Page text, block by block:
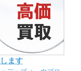
ます